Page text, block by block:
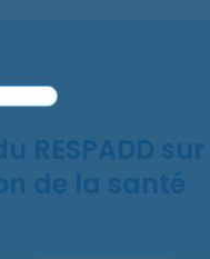
RESPADD
de la santé